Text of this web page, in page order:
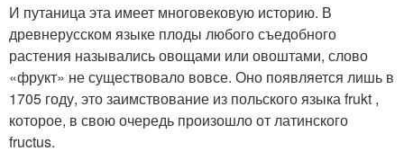
И путаница эта имеет многовековую историю. В
древнерусском языке плоды любого съедобного
растения назывались овощами или овоштами, слово
«фрукт» не существовало вовсе. Оно появляется лишь в
1705 году, это заимствование из польского языка frukt ,
которое, в свою очередь произошло от латинского
fructus.